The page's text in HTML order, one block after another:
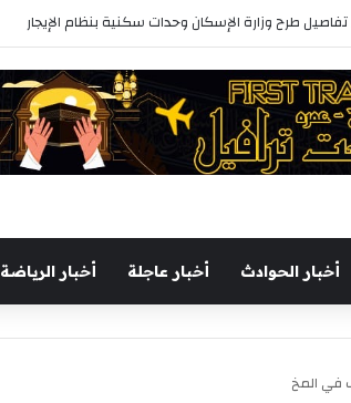
طرح وزارة الإسكان وحدات سكنية بنظام الإيجار
أخبار الحوادث أخبار عاجلة أخبار الرياضة
في المخ